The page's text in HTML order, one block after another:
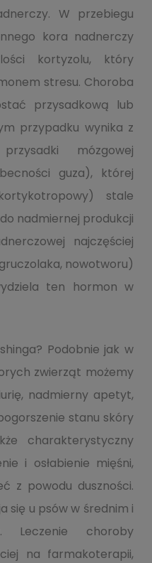
W przebiegu
kora nadnerczy
kortyzolu, który
stresu. Choroba
przysadkową lub
przypadku wynika z
mózgowej
guza), której
stale
nadmiernej produkcji
najczęściej
nowotworu)
ten hormon w
Podobnie jak w
zwierząt możemy
nadmierny apetyt,
stanu skóry
charakterystyczny
i osłabienie mięśni,
z powodu duszności.
się u psów w średnim i
Leczenie choroby
na farmakoterapii,